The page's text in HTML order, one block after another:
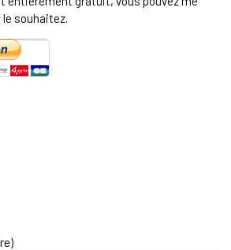
souhaitez.